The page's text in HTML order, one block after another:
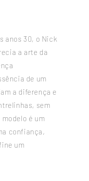
anos 30, o Nick
a arte da
de um
a diferença e
sem
é um
confiança,
um